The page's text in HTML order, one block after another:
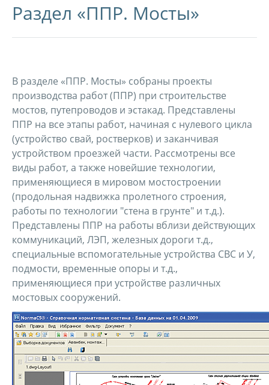
Раздел «ППР. Мосты»
В разделе «ППР. Мосты» собраны проекты
производства работ (ППР) при строительстве
мостов, путепроводов и эстакад. Представлены
ППР на все этапы работ, начиная с нулевого цикла
(устройство свай, ростверков) и заканчивая
устройством проезжей части. Рассмотрены все
виды работ, а также новейшие технологии,
применяющиеся в мировом мостостроении
(продольная надвижка пролетного строения,
работы по технологии "стена в грунте" и т.д.).
Представлены ППР на работы вблизи действующих
коммуникаций, ЛЭП, железных дороги т.д.,
специальные вспомогательные устройства СВС и У,
подмости, временные опоры и т.д.,
применяющиеся при устройстве различных
мостовых сооружений.